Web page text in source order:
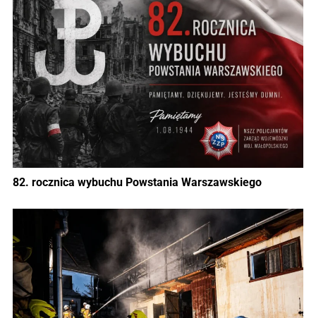
82. rocznica wybuchu Powstania Warszawskiego